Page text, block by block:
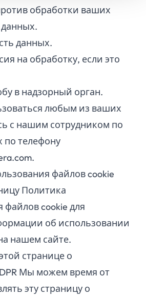
обработки ваших
данных.
на обработку, если это
в надзорный орган.
любым из ваших
с нашим сотрудником по
по телефону
файлов cookie
Политика
файлов cookie для
об использовании
нашем сайте.
странице о
Мы можем время от
эту страницу о